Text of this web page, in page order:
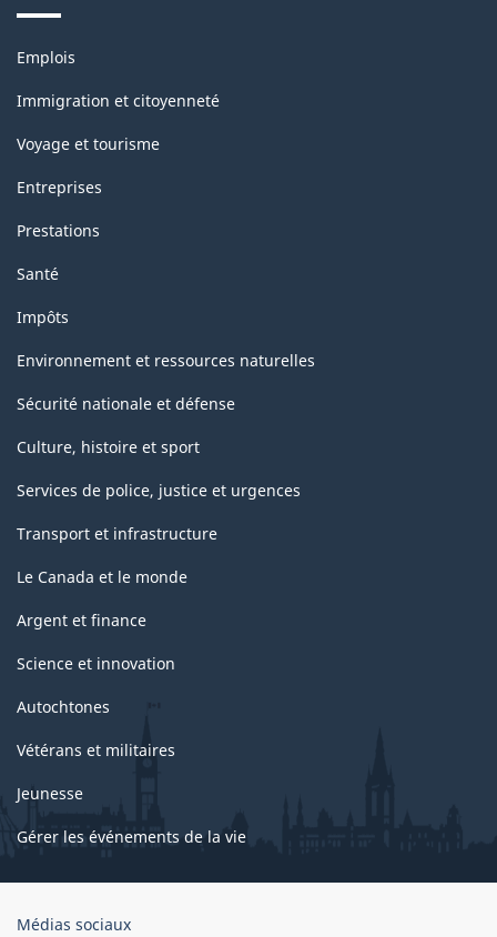
Thèmes
sujets
Emplois
Immigration et citoyenneté
Voyage et tourisme
Entreprises
Prestations
Santé
Impôts
Environnement et ressources naturelles
Sécurité nationale et défense
Culture, histoire et sport
Services de police, justice et urgences
Transport et infrastructure
Le Canada et le monde
Argent et finance
Science et innovation
Autochtones
Vétérans et militaires
Jeunesse
Gérer les événements de la vie
Organisation
Médias sociaux